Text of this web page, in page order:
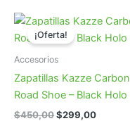
¡Oferta!
Accesorios
Zapatillas Kazze Carbon
Road Shoe – Black Holo
$450,00El
$299,00El